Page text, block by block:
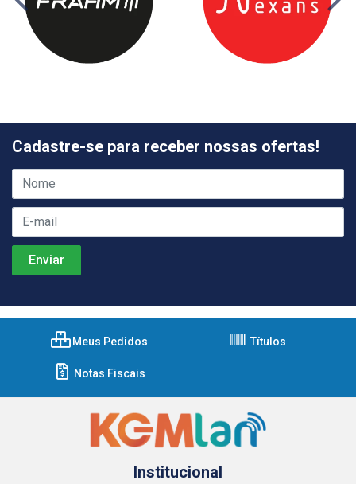
Cadastre-se para receber nossas ofertas!
Meus Pedidos Títulos
Notas Fiscais
Institucional